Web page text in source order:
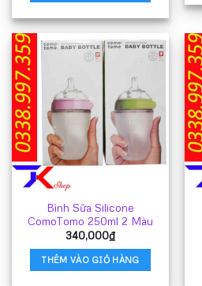
phẩm
Bình Sữa Silicone
ComoTomo 250ml 2 Màu
340,000₫
THÊM VÀO GIỎ HÀNG